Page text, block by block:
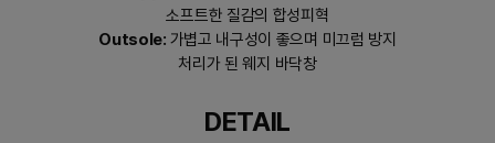
소프트한 질감의 합성피혁
Outsole: 가볍고 내구성이 좋으며 미끄럼 방지
처리가 된 웨지 바닥창
DETAIL